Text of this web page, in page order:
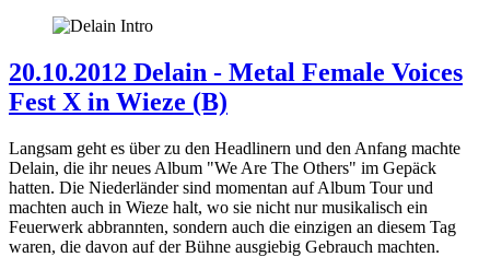
20.10.2012 Delain - Metal Female Voices
Fest X in Wieze (B)
Langsam geht es über zu den Headlinern und den Anfang machte
Delain, die ihr neues Album "We Are The Others" im Gepäck
hatten. Die Niederländer sind momentan auf Album Tour und
machten auch in Wieze halt, wo sie nicht nur musikalisch ein
Feuerwerk abbrannten, sondern auch die einzigen an diesem Tag
waren, die davon auf der Bühne ausgiebig Gebrauch machten.